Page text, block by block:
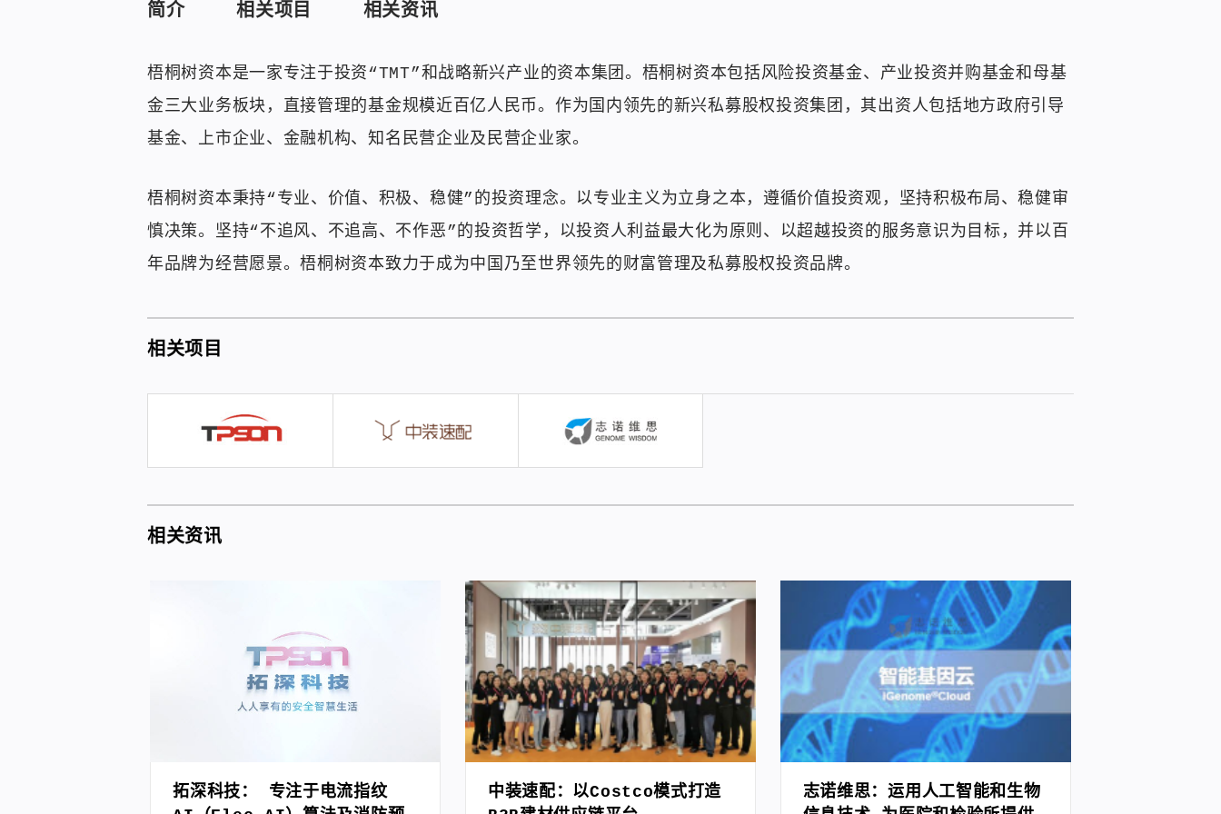
简介 相关项目 相关资讯
梧桐树资本是一家专注于投资“TMT”和战略新兴产业的资本集团。梧桐树资本包括风险投资基金、产业投资并购基金和母基
金三大业务板块，直接管理的基金规模近百亿人民币。作为国内领先的新兴私募股权投资集团，其出资人包括地方政府引导
基金、上市企业、金融机构、知名民营企业及民营企业家。
梧桐树资本秉持“专业、价值、积极、稳健”的投资理念。以专业主义为立身之本，遵循价值投资观，坚持积极布局、稳健审
慎决策。坚持“不追风、不追高、不作恶”的投资哲学，以投资人利益最大化为原则、以超越投资的服务意识为目标，并以百
年品牌为经营愿景。梧桐树资本致力于成为中国乃至世界领先的财富管理及私募股权投资品牌。
相关项目
相关资讯
拓深科技： 专注于电流指纹
中装速配：以Costco模式打造
志诺维思：运用人工智能和生物